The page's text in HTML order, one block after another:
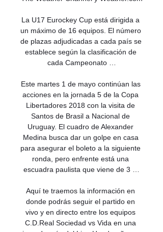
La U17 Eurockey Cup está dirigida a
un máximo de 16 equipos. El número
de plazas adjudicadas a cada país se
establece según la clasificación de
cada Campeonato …
Este martes 1 de mayo continúan las
acciones en la jornada 5 de la Copa
Libertadores 2018 con la visita de
Santos de Brasil a Nacional de
Uruguay. El cuadro de Alexander
Medina busca dar un golpe en casa
para asegurar el boleto a la siguiente
ronda, pero enfrente está una
escuadra paulista que viene de 3 …
Aquí te traemos la información en
donde podrás seguir el partido en
vivo y en directo entre los equipos
C.D.Real Sociedad vs Vida en una